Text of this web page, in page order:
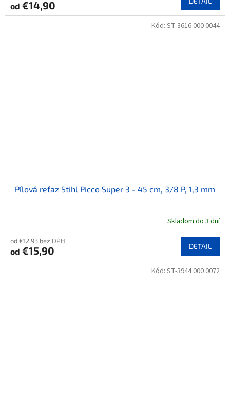
od €14,90
Pílová reťaz Stihl Picco Super 3 - 45 cm, 3/8 P, 1,3 mm
Skladom do 3 dní
od €12,93 bez DPH
od €15,90 DETAIL
Kód: ST-3616 000 0044
Kód: ST-3944 000 0072